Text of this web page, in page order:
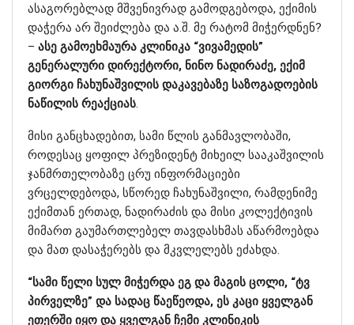
ასაგორებლად მშვენივრად გამოდგებოდა, ექიმის
დაჭერა არ შეიძლება და ა.შ. მე რატომ მიჭერდნენ?
– ასე გამოეხმაურა კლინიკა “ვივამედის”
გენერალური დირექტორი, ნინო ნადირაძე, ექიმ
გიორგი ჩახუნაშვილის დაკავებაზე საზოგადოების
ნაწილის რეაქციას.
მისი განცხადებით, სამი წლის განმავლობაში,
როდესაც ყოფილ პრეზიდენტ მიხეილ სააკაშვილის
ჯანმრთელობაზე ცრუ ინფორმაციები
ვრცელდებოდა, სწორედ ჩახუნაშვილი, რამდენიმე
ექიმთან ერთად, ნადირაძის და მისი კოლექტივის
მიმართ გაუმართლებელ თავდასხმას აწარმოებდა
და მათ დასაჭერებს და მკვლელებს ეძახდა.
“სამი წელი სულ მიჭერდა ეგ და მაგის ცოლი, “ტვ
პირველზე” და სადაც წაეწეოდა, ეს კაცი ყველგან
ეთერში იყო და ყველგან ჩემი კლინიკის